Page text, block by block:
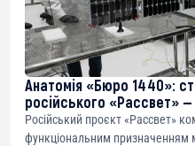
Анатомія «Бюро 1440»:
російського «Рассвет»
Російський проєкт «Рассвет»
функціональним призначенням